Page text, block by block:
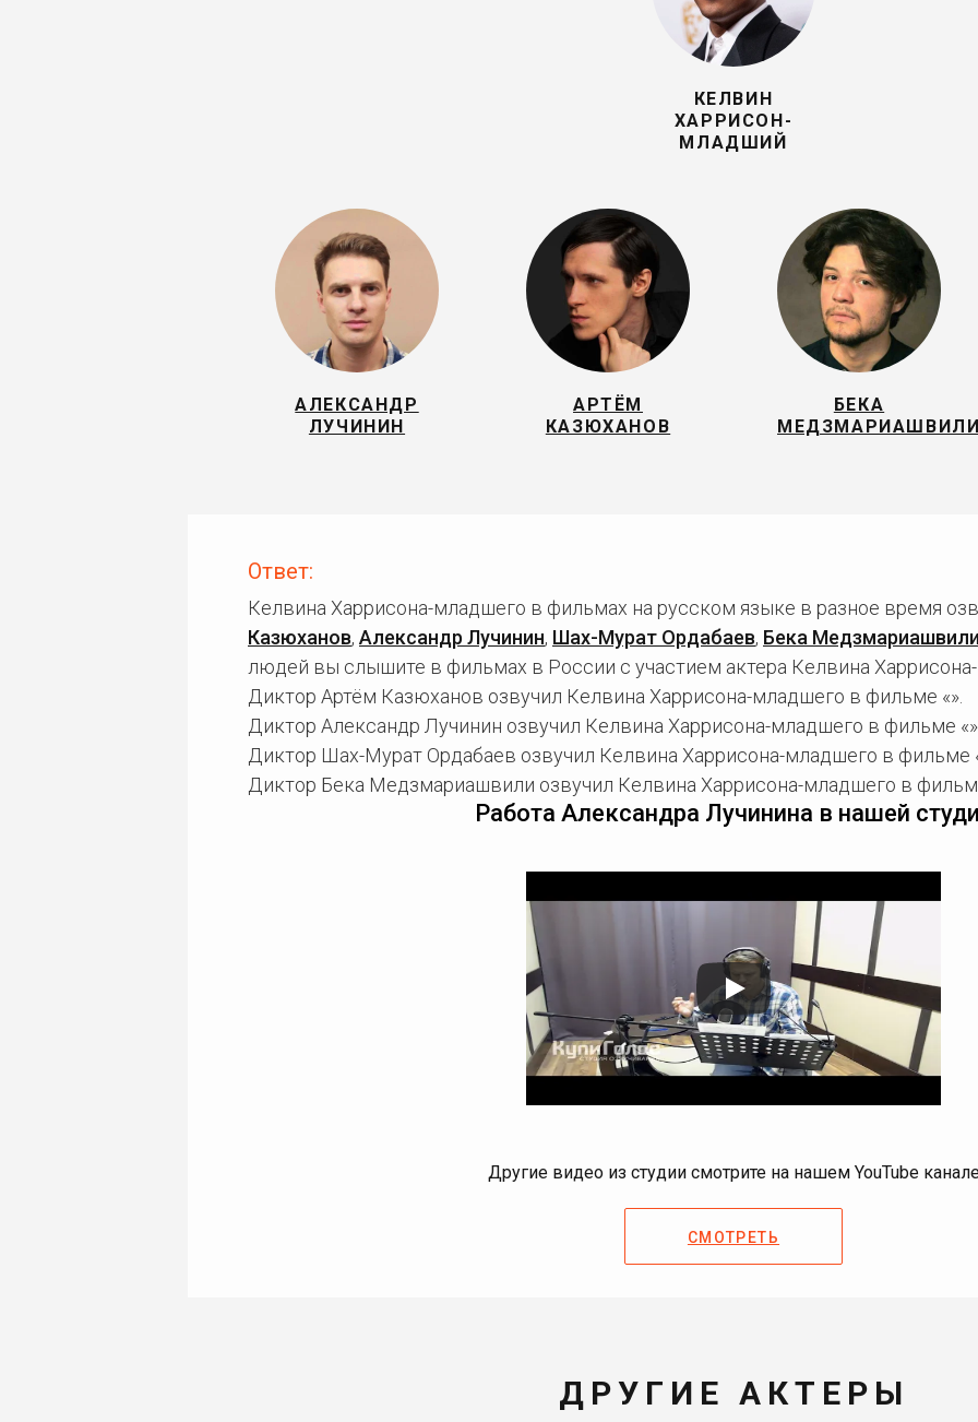
КЕЛВИН
ХАРРИСОН-
МЛАДШИЙ
АЛЕКСАНДР
ЛУЧИНИН
АРТЁМ
КАЗЮХАНОВ
БЕКА
Ответ:
Келвина Харрисона-младшего в фильмах на русском языке в разное время
Казюханов, Александр Лучинин, Шах-Мурат Ордабаев, Бека
людей вы слышите в фильмах в России с участием актера Келвина
Диктор Артём Казюханов озвучил Келвина Харрисона-младшего в фильме «».
Диктор Александр Лучинин озвучил Келвина Харрисона-младшего в фильме
Диктор Шах-Мурат Ордабаев озвучил Келвина Харрисона-младшего в фильме
Диктор Бека Медзмариашвили озвучил Келвина Харрисона-младшего в
Работа Александра Лучинина в нашей
Другие видео из студии смотрите на нашем YouTube
СМОТРЕТЬ
ДРУГИЕ АКТЕРЫ